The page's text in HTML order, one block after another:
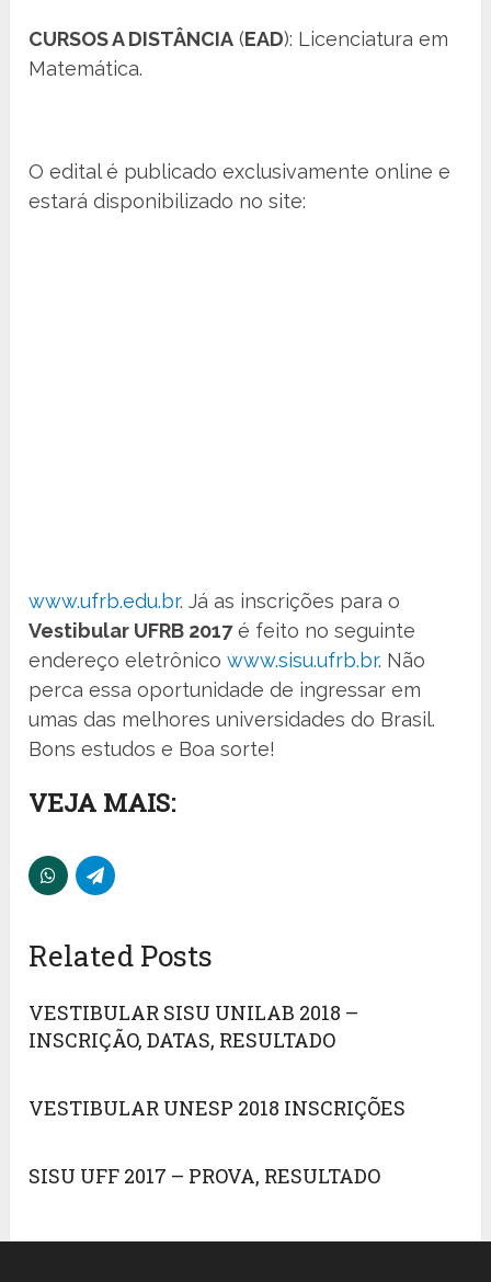
CURSOS A DISTÂNCIA (EAD): Licenciatura em
Matemática.
O edital é publicado exclusivamente online e
estará disponibilizado no site:
www.ufrb.edu.br. Já as inscrições para o
Vestibular UFRB 2017é feito no seguinte
endereço eletrônicowww.sisu.ufrb.br. Não
perca essa oportunidade de ingressar em
umas das melhores universidades do Brasil.
Bons estudos e Boa sorte!
VEJA MAIS:
Related Posts
VESTIBULAR SISU UNILAB 2018 –
INSCRIÇÃO, DATAS, RESULTADO
VESTIBULAR UNESP 2018 INSCRIÇÕES
SISU UFF 2017 – PROVA, RESULTADO